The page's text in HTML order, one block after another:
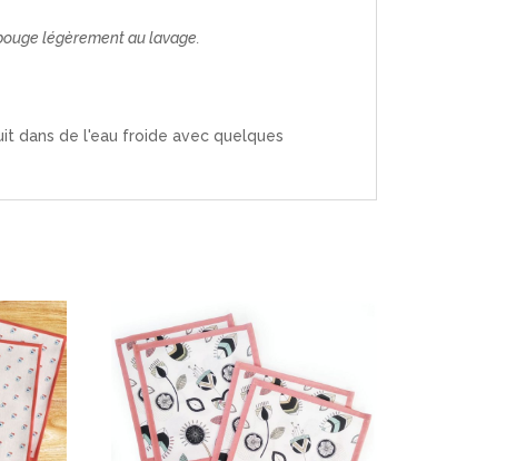
légèrement au lavage.
dans de l'eau froide avec quelques